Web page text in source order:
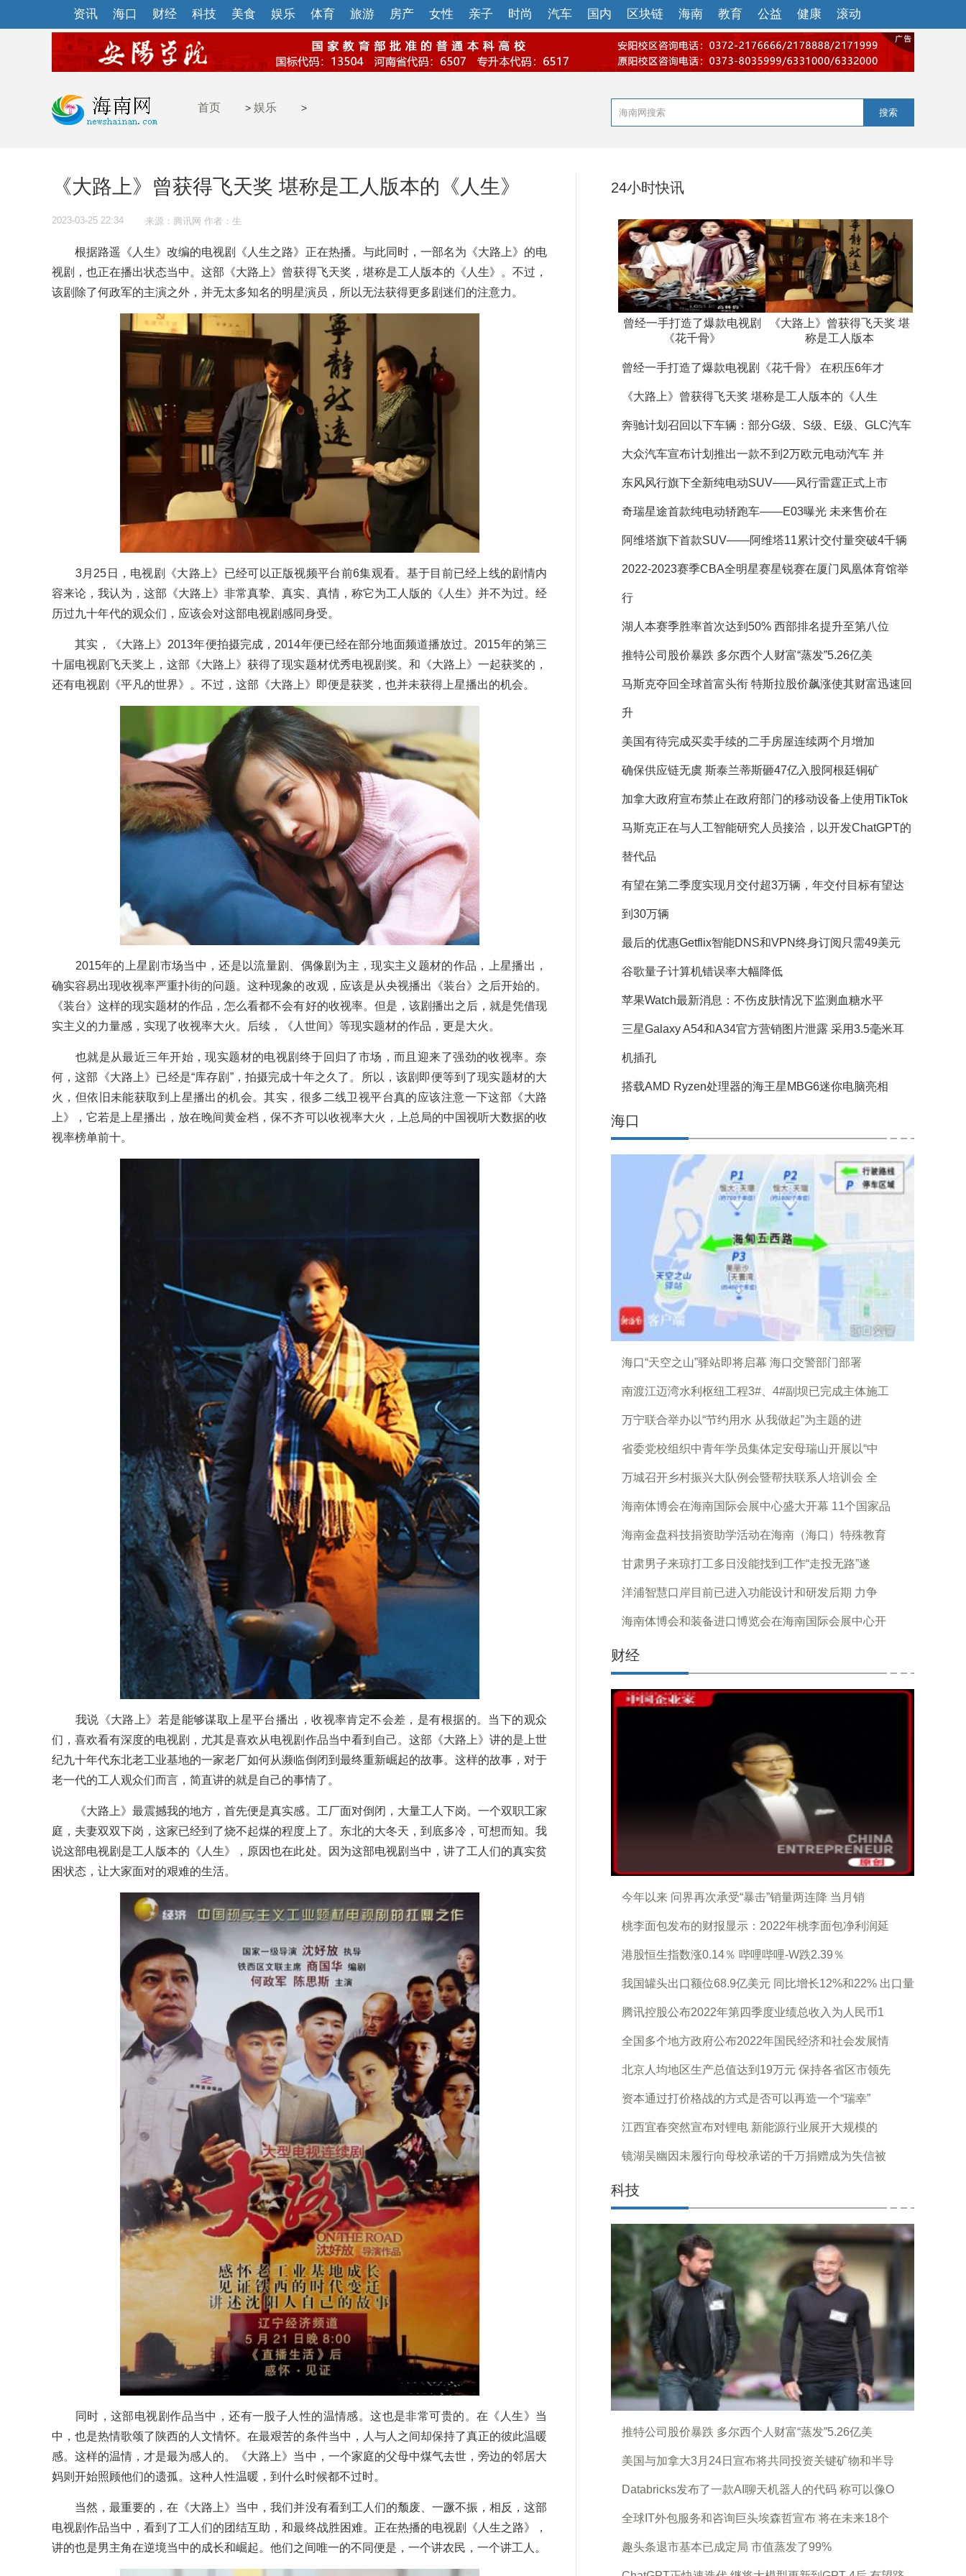
资讯 海口 财经 科技 美食 娱乐 体育 旅游 房产 女性 亲子 时尚 汽车 国内 区块链 海南 教育 公益 健康 滚动
首页 > 娱乐 > 搜索
《大路上》曾获得飞天奖 堪称是工人版本的《人生》
2023-03-25 22:34 来源：腾讯网 作者：生
根据路遥《人生》改编的电视剧《人生之路》正在热播。与此同时，一部名为《大路上》的电
视剧，也正在播出状态当中。这部《大路上》曾获得飞天奖，堪称是工人版本的《人生》。不过，
该剧除了何政军的主演之外，并无太多知名的明星演员，所以无法获得更多剧迷们的注意力。
3月25日，电视剧《大路上》已经可以正版视频平台前6集观看。基于目前已经上线的剧情内
容来论，我认为，这部《大路上》非常真挚、真实、真情，称它为工人版的《人生》并不为过。经
历过九十年代的观众们，应该会对这部电视剧感同身受。
其实，《大路上》2013年便拍摄完成，2014年便已经在部分地面频道播放过。2015年的第三
十届电视剧飞天奖上，这部《大路上》获得了现实题材优秀电视剧奖。和《大路上》一起获奖的，
还有电视剧《平凡的世界》。不过，这部《大路上》即便是获奖，也并未获得上星播出的机会。
2015年的上星剧市场当中，还是以流量剧、偶像剧为主，现实主义题材的作品，上星播出，
确实容易出现收视率严重扑街的问题。这种现象的改观，应该是从央视播出《装台》之后开始的。
《装台》这样的现实题材的作品，怎么看都不会有好的收视率。但是，该剧播出之后，就是凭借现
实主义的力量感，实现了收视率大火。后续，《人世间》等现实题材的作品，更是大火。
也就是从最近三年开始，现实题材的电视剧终于回归了市场，而且迎来了强劲的收视率。奈
何，这部《大路上》已经是“库存剧”，拍摄完成十年之久了。所以，该剧即便等到了现实题材的大
火，但依旧未能获取到上星播出的机会。其实，很多二线卫视平台真的应该注意一下这部《大路
上》，它若是上星播出，放在晚间黄金档，保不齐可以收视率大火，上总局的中国视听大数据的收
视率榜单前十。
我说《大路上》若是能够谋取上星平台播出，收视率肯定不会差，是有根据的。当下的观众
们，喜欢看有深度的电视剧，尤其是喜欢从电视剧作品当中看到自己。这部《大路上》讲的是上世
纪九十年代东北老工业基地的一家老厂如何从濒临倒闭到最终重新崛起的故事。这样的故事，对于
老一代的工人观众们而言，简直讲的就是自己的事情了。
《大路上》最震撼我的地方，首先便是真实感。工厂面对倒闭，大量工人下岗。一个双职工家
庭，夫妻双双下岗，这家已经到了烧不起煤的程度上了。东北的大冬天，到底多冷，可想而知。我
说这部电视剧是工人版本的《人生》，原因也在此处。因为这部电视剧当中，讲了工人们的真实贫
困状态，让大家面对的艰难的生活。
同时，这部电视剧作品当中，还有一股子人性的温情感。这也是非常可贵的。在《人生》当
中，也是热情歌颂了陕西的人文情怀。在最艰苦的条件当中，人与人之间却保持了真正的彼此温暖
感。这样的温情，才是最为感人的。《大路上》当中，一个家庭的父母中煤气去世，旁边的邻居大
妈则开始照顾他们的遗孤。这种人性温暖，到什么时候都不过时。
当然，最重要的，在《大路上》当中，我们并没有看到工人们的颓废、一蹶不振，相反，这部
电视剧作品当中，看到了工人们的团结互助，和最终战胜困难。正在热播的电视剧《人生之路》，
讲的也是男主角在逆境当中的成长和崛起。他们之间唯一的不同便是，一个讲农民，一个讲工人。
24小时快讯
曾经一手打造了爆款电视剧
《花千骨》
《大路上》曾获得飞天奖 堪
称是工人版本
曾经一手打造了爆款电视剧《花千骨》 在积压6年才
《大路上》曾获得飞天奖 堪称是工人版本的《人生
奔驰计划召回以下车辆：部分G级、S级、E级、GLC汽车
大众汽车宣布计划推出一款不到2万欧元电动汽车 并
东风风行旗下全新纯电动SUV——风行雷霆正式上市
奇瑞星途首款纯电动轿跑车——E03曝光 未来售价在
阿维塔旗下首款SUV——阿维塔11累计交付量突破4千辆
2022-2023赛季CBA全明星赛星锐赛在厦门凤凰体育馆举
行
湖人本赛季胜率首次达到50% 西部排名提升至第八位
推特公司股价暴跌 多尔西个人财富“蒸发”5.26亿美
马斯克夺回全球首富头衔 特斯拉股价飙涨使其财富迅速回
升
美国有待完成买卖手续的二手房屋连续两个月增加
确保供应链无虞 斯泰兰蒂斯砸47亿入股阿根廷铜矿
加拿大政府宣布禁止在政府部门的移动设备上使用TikTok
马斯克正在与人工智能研究人员接洽，以开发ChatGPT的
替代品
有望在第二季度实现月交付超3万辆，年交付目标有望达
到30万辆
最后的优惠Getflix智能DNS和VPN终身订阅只需49美元
谷歌量子计算机错误率大幅降低
苹果Watch最新消息：不伤皮肤情况下监测血糖水平
三星Galaxy A54和A34官方营销图片泄露 采用3.5毫米耳
机插孔
搭载AMD Ryzen处理器的海王星MBG6迷你电脑亮相
海口
海口“天空之山”驿站即将启幕 海口交警部门部署
南渡江迈湾水利枢纽工程3#、4#副坝已完成主体施工
万宁联合举办以“节约用水 从我做起”为主题的进
省委党校组织中青年学员集体定安母瑞山开展以“中
万城召开乡村振兴大队例会暨帮扶联系人培训会 全
海南体博会在海南国际会展中心盛大开幕 11个国家品
海南金盘科技捐资助学活动在海南（海口）特殊教育
甘肃男子来琼打工多日没能找到工作“走投无路”遂
洋浦智慧口岸目前已进入功能设计和研发后期 力争
海南体博会和装备进口博览会在海南国际会展中心开
财经
今年以来 问界再次承受“暴击”销量两连降 当月销
桃李面包发布的财报显示：2022年桃李面包净利润延
港股恒生指数涨0.14％ 哔哩哔哩-W跌2.39％
我国罐头出口额位68.9亿美元 同比增长12%和22% 出口量
腾讯控股公布2022年第四季度业绩总收入为人民币1
全国多个地方政府公布2022年国民经济和社会发展情
北京人均地区生产总值达到19万元 保持各省区市领先
资本通过打价格战的方式是否可以再造一个“瑞幸”
江西宜春突然宣布对锂电 新能源行业展开大规模的
镜湖吴幽因未履行向母校承诺的千万捐赠成为失信被
科技
推特公司股价暴跌 多尔西个人财富“蒸发”5.26亿美
美国与加拿大3月24日宣布将共同投资关键矿物和半导
Databricks发布了一款AI聊天机器人的代码 称可以像O
全球IT外包服务和咨询巨头埃森哲宣布 将在未来18个
趣头条退市基本已成定局 市值蒸发了99%